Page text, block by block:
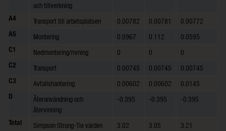
och tillverkning
A4 Transport till arbetsplatsen 0.00782 0.00781 0.00772
A5 Montering 0.0967 0.112 0.0595
C1 Nedmontering/rivning 0 0 0
C2 Transport 0.00745 0.00745 0.00745
C3 Avfallshantering 0.00602 0.00602 0.0145
D
Återanvändning och
återvinning
-0.395 -0.395 -0.395
Total Simpson Strong-Tie värden 3.02 3.05 3.21